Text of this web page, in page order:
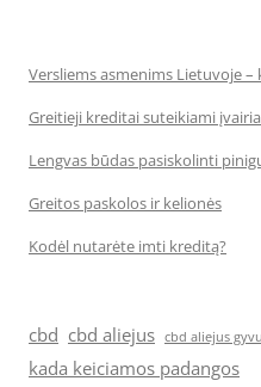
Versliems asmenims Lietuvoje
Greitieji kreditai suteikiami
Lengvas būdas pasiskolinti
Greitos paskolos ir kelionės
Kodėl nutarėte imti kreditą?
cbd cbd aliejus cbd aliejus
kada keiciamos padangos